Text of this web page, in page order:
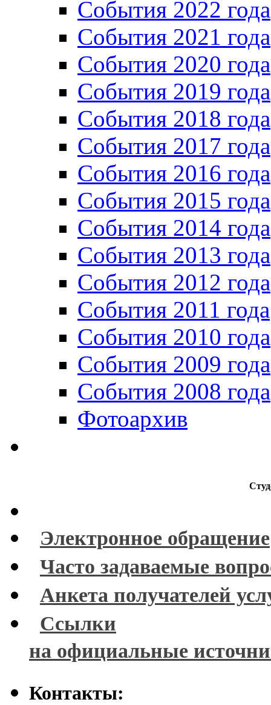
Cобытия 2022 года
Cобытия 2021 года
События 2020 года
События 2019 года
События 2018 года
События 2017 года
События 2016 года
События 2015 года
События 2014 года
События 2013 года
События 2012 года
События 2011 года
События 2010 года
События 2009 года
События 2008 года
Фотоархив
Электронное обращение
Часто задаваемые
Анкета получателей
Ссылки
на официальные
Контакты: